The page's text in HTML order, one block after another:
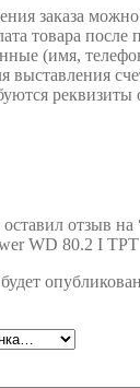
заказа можно
товара после
(имя,
выставления
реквизиты
отзыв
WD 80.2 I